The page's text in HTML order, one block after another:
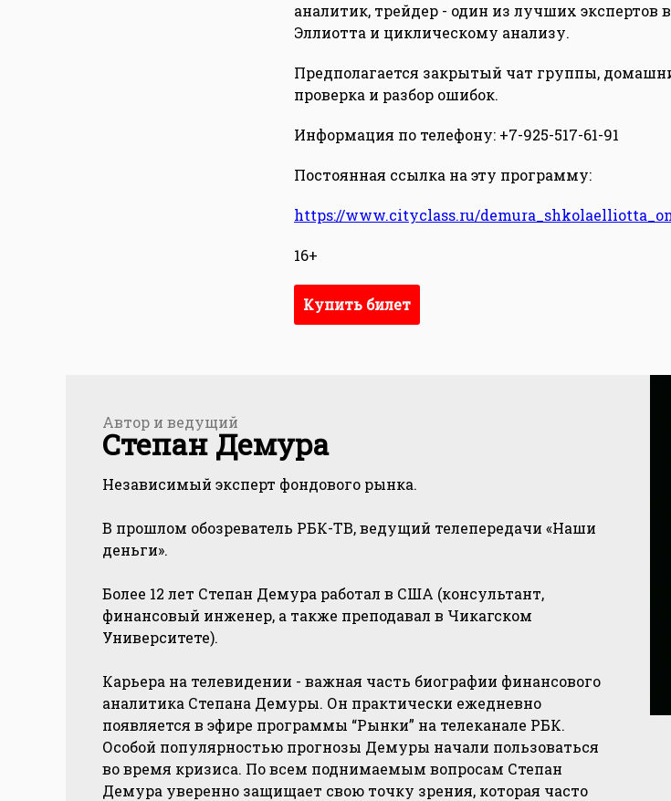
аналитик, трейдер - один из лучших экспертов
Эллиотта и циклическому анализу.
Предполагается закрытый чат группы,
проверка и разбор ошибок.
Информация по телефону: +7-925-517-61-91
Постоянная ссылка на эту программу:
https://www.cityclass.ru/
16+
Купить билет
Автор и ведущий
Степан Демура
Независимый эксперт фондового рынка.
В прошлом обозреватель РБК-ТВ, ведущий телепередачи «Наши
деньги».
Более 12 лет Степан Демура работал в США (консультант,
финансовый инженер, а также преподавал в Чикагском
Университете).
Карьера на телевидении - важная часть биографии финансового
аналитика Степана Демуры. Он практически ежедневно
появляется в эфире программы “Рынки” на телеканале РБК.
Особой популярностью прогнозы Демуры начали пользоваться
во время кризиса. По всем поднимаемым вопросам Степан
Демура уверенно защищает свою точку зрения, которая часто